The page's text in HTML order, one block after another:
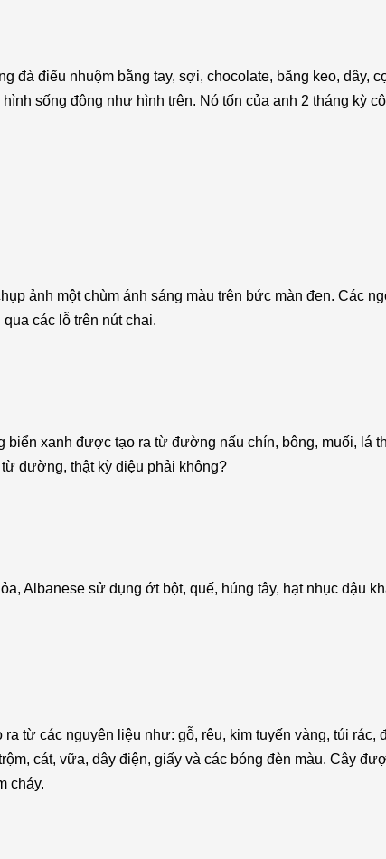
đà điểu nhuộm bằng tay, sợi, chocolate, băng keo, dây,
sống động như hình trên. Nó tốn của anh 2 tháng kỳ
ảnh một chùm ánh sáng màu trên bức màn đen. Các
các lỗ trên nút chai.
xanh được tạo ra từ đường nấu chín, bông, muối, lá
đường, thật kỳ diệu phải không?
Albanese sử dụng ớt bột, quế, húng tây, hạt nhục đậu
từ các nguyên liệu như: gỗ, rêu, kim tuyến vàng, túi rác,
cát, vữa, dây điện, giấy và các bóng đèn màu. Cây
cháy.